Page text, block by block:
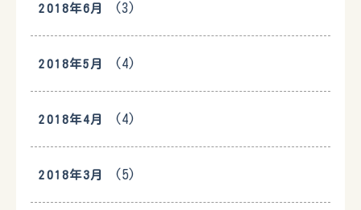
2018年6月 (3)
2018年5月 (4)
2018年4月 (4)
2018年3月 (5)